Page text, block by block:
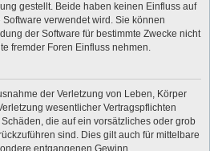
gestellt. Beide haben keinen Einfluss auf
verwendet wird. Sie können
der Software für bestimmte Zwecke nicht
fremder Foren Einfluss nehmen.
der Verletzung von Leben, Körper
wesentlicher Vertragspflichten
die auf ein vorsätzliches oder grob
sind. Dies gilt auch für mittelbare
entgangenen Gewinn.